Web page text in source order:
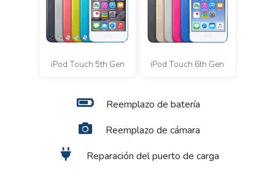
iPod Touch 5th Gen iPod Touch 6th Gen
Reemplazo de batería
Reemplazo de cámara
Reparación del puerto de carga